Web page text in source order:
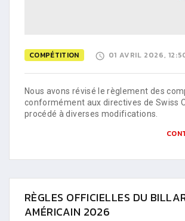
COMPÉTITION 01 AVRIL 2026,
Nous avons révisé le règlement des
conformément aux directives de Swiss
procédé à diverses modifications.
RÈGLES OFFICIELLES DU
AMÉRICAIN 2026